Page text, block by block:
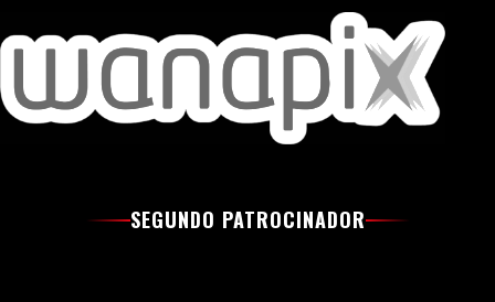
SEGUNDO PATROCINADOR